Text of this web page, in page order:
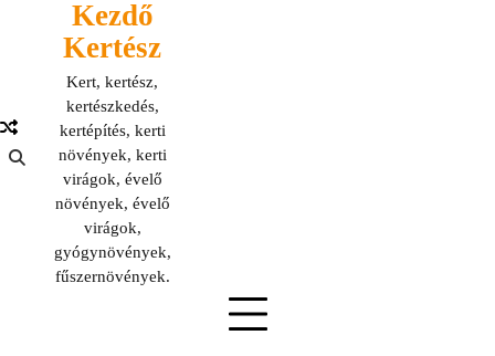
Kezdő
Kertész
Kert, kertész,
kertészkedés,
kertépítés, kerti
növények, kerti
virágok, évelő
növények, évelő
virágok,
gyógynövények,
fűszernövények.